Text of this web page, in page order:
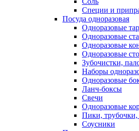
Специи и
Посуда одноразовая
Одноразовые
Одноразовые
Одноразовые
Одноразовые
Зубочистки,
Наборы
Одноразовые
Ланч-боксы
Свечи
Одноразовые
Пики,
Соусники